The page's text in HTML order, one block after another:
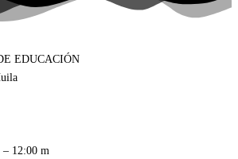
EDUCACIÓN
– 12:00 m